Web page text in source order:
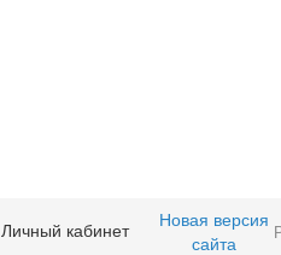
Личный кабинет
Новая версия
сайта